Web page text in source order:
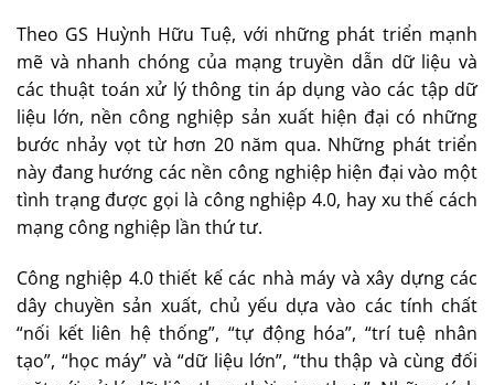
Theo GS Huỳnh Hữu Tuệ, với những phát triển mạnh
mẽ và nhanh chóng của mạng truyền dẫn dữ liệu và
các thuật toán xử lý thông tin áp dụng vào các tập dữ
liệu lớn, nền công nghiệp sản xuất hiện đại có những
bước nhảy vọt từ hơn 20 năm qua. Những phát triển
này đang hướng các nền công nghiệp hiện đại vào một
tình trạng được gọi là công nghiệp 4.0, hay xu thế cách
mạng công nghiệp lần thứ tư.
Công nghiệp 4.0 thiết kế các nhà máy và xây dựng các
dây chuyền sản xuất, chủ yếu dựa vào các tính chất
“nối kết liên hệ thống”, “tự động hóa”, “trí tuệ nhân
tạo”, “học máy” và “dữ liệu lớn”, “thu thập và cùng đối